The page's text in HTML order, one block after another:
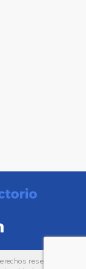
reservados.